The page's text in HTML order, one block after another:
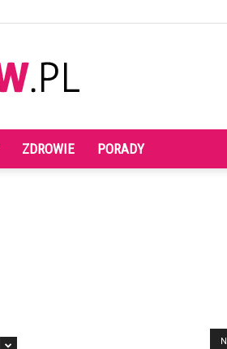
ZDROWIE PORADY